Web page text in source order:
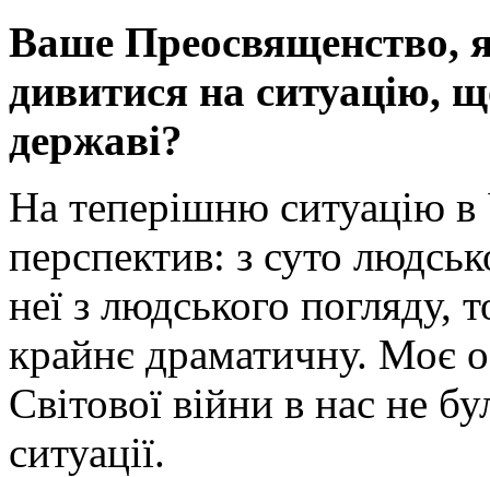
Ваше Преосвященство,
дивитися на ситуацію,
державі?
На теперішню ситуацію в
перспектив: з суто
неї з людського погляду,
крайнє драматичну. Моє
Світової війни в нас не
ситуації.